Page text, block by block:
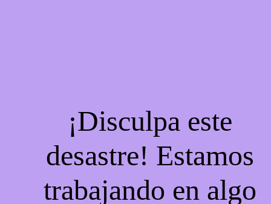
¡Disculpa este
desastre! Estamos
trabajando en algo